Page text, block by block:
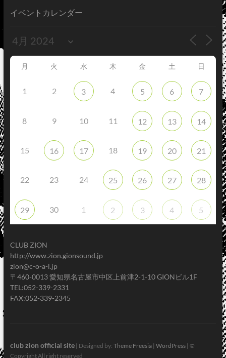
イベントカレンダー
月 火 水 木 金 土 日
1 2 3 4 5 6 7
8 9 10 11 12 13 14
15 16 17 18 19 20 21
22 23 24 25 26 27 28
29 30 1 2 3 4 5
CLUB ZION
http://www.zion.gionsound.jp
zion@c-o-a-l.jp
〒460-0013 愛知県名古屋市中区上前津2-1-10 GIONビル1F
TEL:052-339-2331
FAX:052-339-2345
club zion official site| Designed by: Theme Freesia| WordPress| ©
Copyright All right reserved